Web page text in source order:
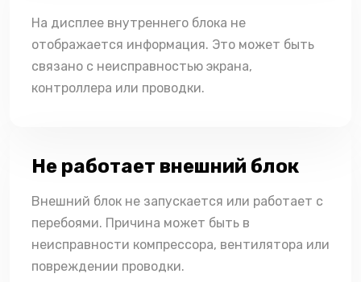
На дисплее внутреннего блока не
отображается информация. Это может быть
связано с неисправностью экрана,
контроллера или проводки.
Не работает внешний блок
Внешний блок не запускается или работает с
перебоями. Причина может быть в
неисправности компрессора, вентилятора или
повреждении проводки.